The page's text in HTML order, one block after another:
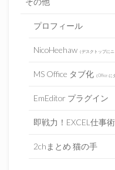
プロフィール
NicoHeehaw（デスクトップにニ
MS Office タブ化（Office に
EmEditor プラグイン
即戦力！EXCEL仕事術
2chまとめ 猫の手